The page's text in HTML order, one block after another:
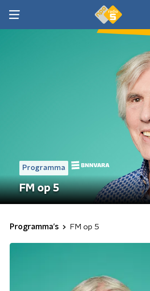
Programma
FM op 5
Programma's FM op 5